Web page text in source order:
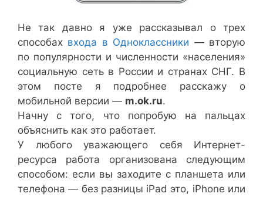
Не так давно я уже рассказывал о трех
способах входа в Одноклассники — вторую
по популярности и численности «населения»
социальную сеть в России и странах СНГ. В
этом посте я подробнее расскажу о
мобильной версии — m.ok.ru.
Начну с того, что попробую на пальцах
объяснить как это работает.
У любого уважающего себя Интернет-
ресурса работа организована следующим
способом: если вы заходите с планшета или
телефона — без разницы iPad это, iPhone или